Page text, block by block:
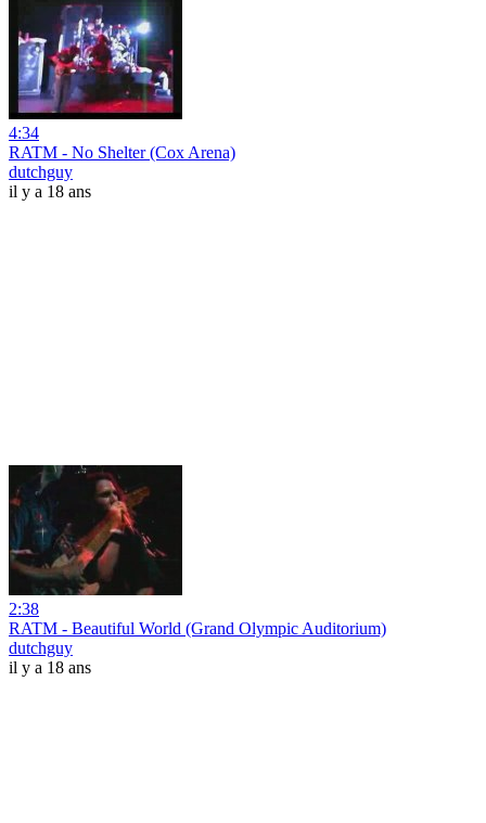
4:34
RATM - No Shelter (Cox Arena)
dutchguy
il y a 18 ans
2:38
RATM - Beautiful World (Grand Olympic Auditorium)
dutchguy
il y a 18 ans